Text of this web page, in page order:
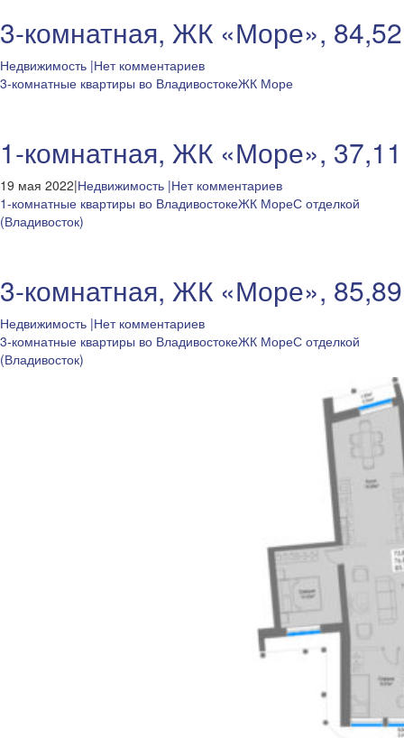
3-комнатная, ЖК «Море», 84,52
Недвижимость |Нет комментариев
3-комнатные квартиры во ВладивостокеЖК Море
1-комнатная, ЖК «Море», 37,11
19 мая 2022|Недвижимость |Нет комментариев
1-комнатные квартиры во ВладивостокеЖК МореС отделкой
(Владивосток)
3-комнатная, ЖК «Море», 85,89
Недвижимость |Нет комментариев
3-комнатные квартиры во ВладивостокеЖК МореС отделкой
(Владивосток)